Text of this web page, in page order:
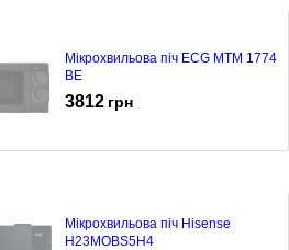
Мікрохвильова піч ECG MTM 1774
BE
3812 грн
Мікрохвильова піч Hisense
H23MOBS5H4